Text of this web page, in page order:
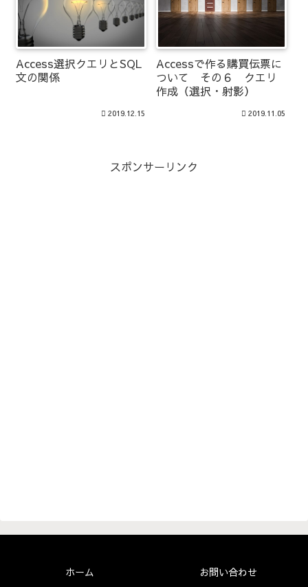
Access選択クエリとSQL
文の関係
2019.12.15
Accessで作る購買伝票に
ついて その６ クエリ
作成（選択・射影）
2019.11.05
スポンサーリンク
ホーム
お問い合わせ